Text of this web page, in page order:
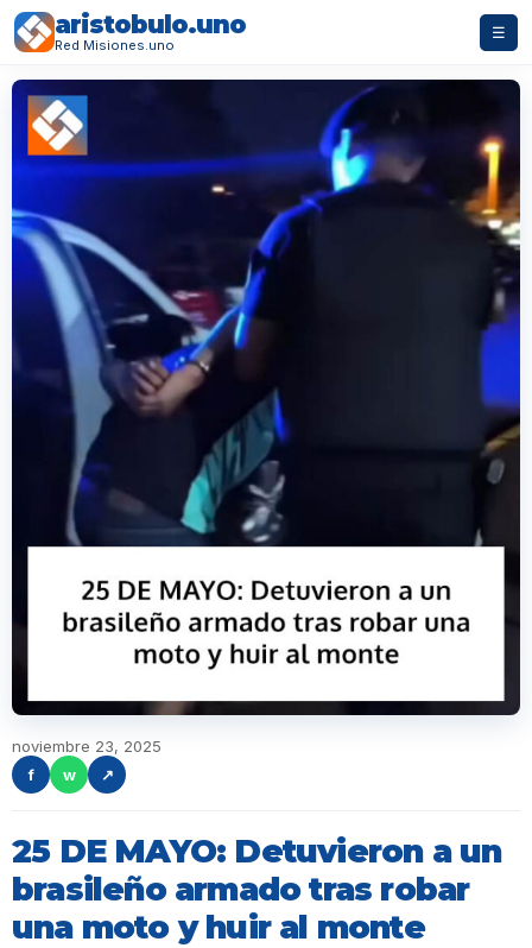
aristobulo.uno
Red Misiones.uno
☰
noviembre 23, 2025
f
w ↗
25 DE MAYO: Detuvieron a un
brasileño armado tras robar
una moto y huir al monte